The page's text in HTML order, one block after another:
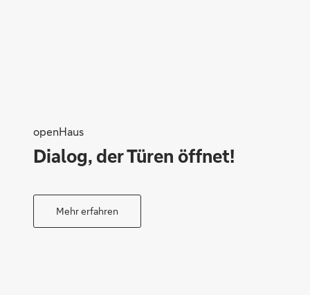
openHaus
Dialog, der Türen öffnet!
Mehr erfahren